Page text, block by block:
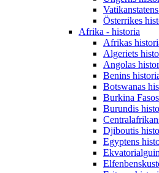
Österrikes
Afrika - historia
Afrikas
Algeriets
Angolas
Benins
Botswanas
Burkina
Burundis
Djiboutis
Egyptens